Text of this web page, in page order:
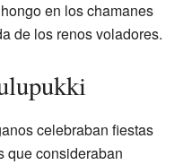
en los chamanes
de los renos voladores.
celebraban fiestas
que consideraban